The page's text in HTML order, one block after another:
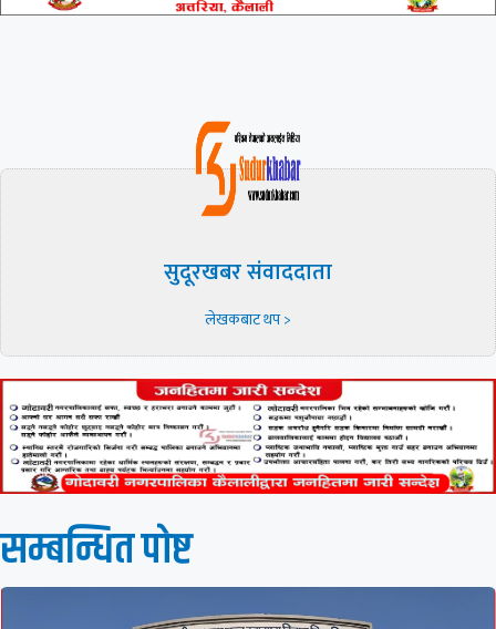
सुदूरखबर संवाददाता
लेखकबाट थप >
सम्बन्धित पाेष्ट